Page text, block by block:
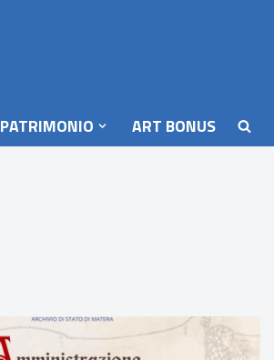
PATRIMONIO ART BONUS